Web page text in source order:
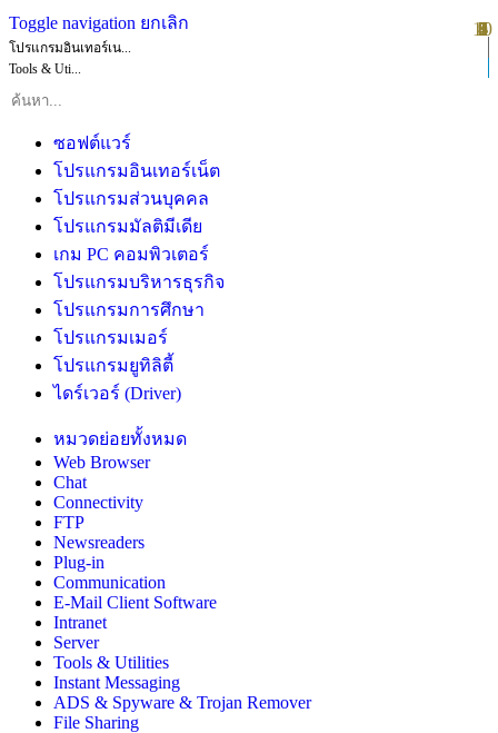
Toggle navigation ยกเลิก
โปรแกรมอินเทอร์เน...
Tools & Uti...
ซอฟต์แวร์
โปรแกรมอินเทอร์เน็ต
โปรแกรมส่วนบุคคล
โปรแกรมมัลติมีเดีย
เกม PC คอมพิวเตอร์
โปรแกรมบริหารธุรกิจ
โปรแกรมการศึกษา
โปรแกรมเมอร์
โปรแกรมยูทิลิตี้
ไดร์เวอร์ (Driver)
หมวดย่อยทั้งหมด
Web Browser
Chat
Connectivity
FTP
Newsreaders
Plug-in
Communication
E-Mail Client Software
Intranet
Server
Tools & Utilities
Instant Messaging
ADS & Spyware & Trojan Remover
File Sharing
1
2
3
4
5
6
7
8
9
10